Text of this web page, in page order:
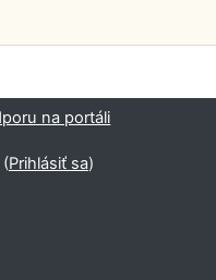
na portáli
(Prihlásiť sa)